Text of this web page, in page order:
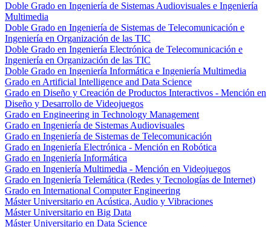
Doble Grado en Ingeniería de Sistemas Audiovisuales e Ingeniería
Multimedia
Doble Grado en Ingeniería de Sistemas de Telecomunicación e
Ingeniería en Organización de las TIC
Doble Grado en Ingeniería Electrónica de Telecomunicación e
Ingeniería en Organización de las TIC
Doble Grado en Ingeniería Informática e Ingeniería Multimedia
Grado en Artificial Intelligence and Data Science
Grado en Diseño y Creación de Productos Interactivos - Mención en
Diseño y Desarrollo de Videojuegos
Grado en Engineering in Technology Management
Grado en Ingeniería de Sistemas Audiovisuales
Grado en Ingeniería de Sistemas de Telecomunicación
Grado en Ingeniería Electrónica - Mención en Robótica
Grado en Ingeniería Informática
Grado en Ingeniería Multimedia - Mención en Videojuegos
Grado en Ingeniería Telemática (Redes y Tecnologías de Internet)
Grado en International Computer Engineering
Máster Universitario en Acústica, Audio y Vibraciones
Máster Universitario en Big Data
Máster Universitario en Data Science